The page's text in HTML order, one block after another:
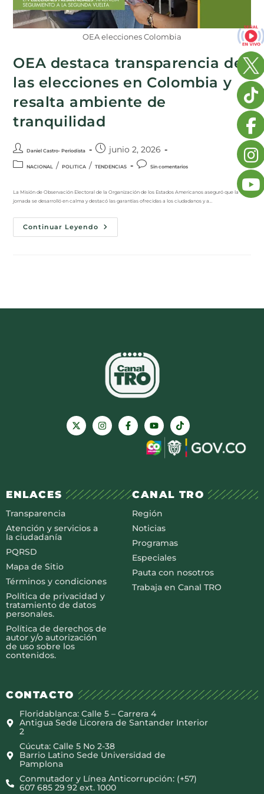
OEA elecciones Colombia
OEA destaca transparencia de
las elecciones en Colombia y
resalta ambiente de
tranquilidad
Daniel Castro- Periodista junio 2, 2026
NACIONAL / POLITICA / TENDENCIAS Sin comentarios
La Misión de Observación Electoral de la Organización de los Estados Americanos aseguró que la
jornada se desarrolló en calma y destacó las garantías ofrecidas a los ciudadanos y a…
Continuar Leyendo
ENLACES
Transparencia
Atención y servicios a
la ciudadanía
PQRSD
Mapa de Sitio
Términos y condiciones
Política de privacidad y
tratamiento de datos
personales.
Política de derechos de
autor y/o autorización
de uso sobre los
contenidos.
CANAL TRO
Región
Noticias
Programas
Especiales
Pauta con nosotros
Trabaja en Canal TRO
CONTACTO
Floridablanca: Calle 5 – Carrera 4
Antigua Sede Licorera de Santander Interior
2
Cúcuta: Calle 5 No 2-38
Barrio Latino Sede Universidad de
Pamplona
Conmutador y Línea Anticorrupción: (+57)
607 685 29 92 ext. 1000